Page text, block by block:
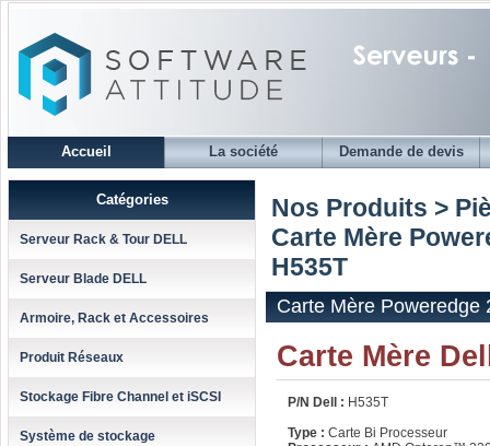
Accueil La société Demande de devis
Catégories
Serveur Rack & Tour DELL
Serveur Blade DELL
Armoire, Rack et Accessoires
Produit Réseaux
Stockage Fibre Channel et iSCSI
Système de stockage
Nos Produits >
Carte Mère
H535T
Carte Mère Poweredge
Carte Mère
P/N Dell : H535T
Type : Carte Bi Processeur